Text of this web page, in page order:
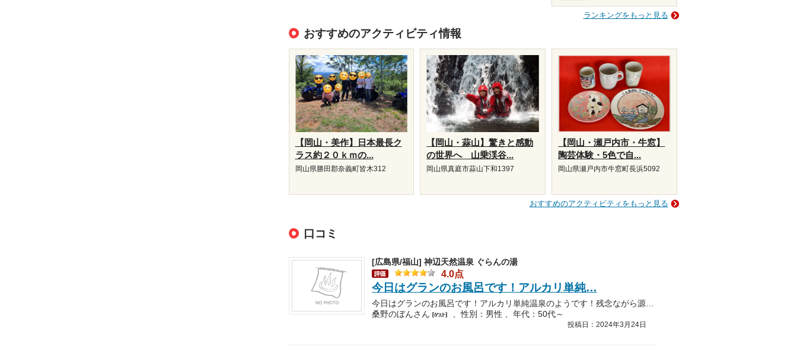
ランキングをもっと見る
おすすめのアクティビティ情報
【岡山・美作】日本最長ク
ラス約２０ｋｍの...
岡山県勝田郡奈義町皆木312
【岡山・蒜山】驚きと感動
の世界へ 山乗渓谷...
岡山県真庭市蒜山下和1397
【岡山・瀬戸内市・牛窓】
陶芸体験・5色で自...
岡山県瀬戸内市牛窓町長浜5092
おすすめのアクティビティをもっと見る
口コミ
[広島県/福山] 神辺天然温泉 ぐらんの湯
4.0点
今日はグランのお風呂です！アルカリ単純…
今日はグランのお風呂です！アルカリ単純温泉のようです！残念ながら源泉は26.6℃ギリギリの鉱泉の分類になります！しかしながら内湯の生源泉のお風呂は目玉のお風呂です！少し硫…
桑野のぼんさん
、性別：男性 、年代：50代～
投稿日：2024年3月24日